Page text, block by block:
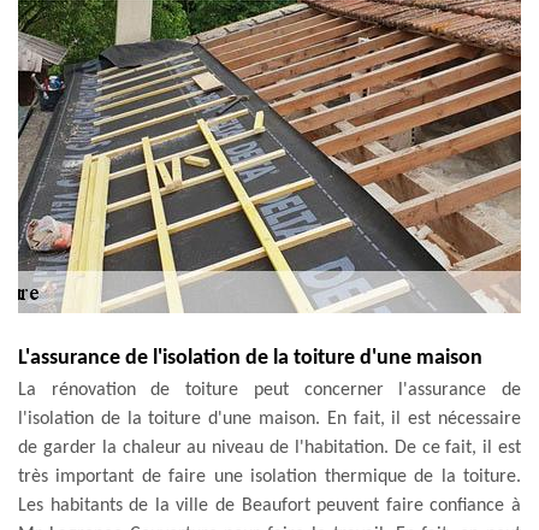
L'assurance de l'isolation de la toiture d'une maison
La rénovation de toiture peut concerner l'assurance de
l'isolation de la toiture d'une maison. En fait, il est nécessaire
de garder la chaleur au niveau de l'habitation. De ce fait, il est
très important de faire une isolation thermique de la toiture.
Les habitants de la ville de Beaufort peuvent faire confiance à